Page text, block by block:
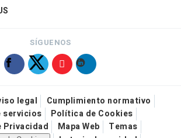
SÍGUENOS
legal
Cumplimiento normativo
servicios
Política de Cookies
Privacidad
Mapa Web
Temas